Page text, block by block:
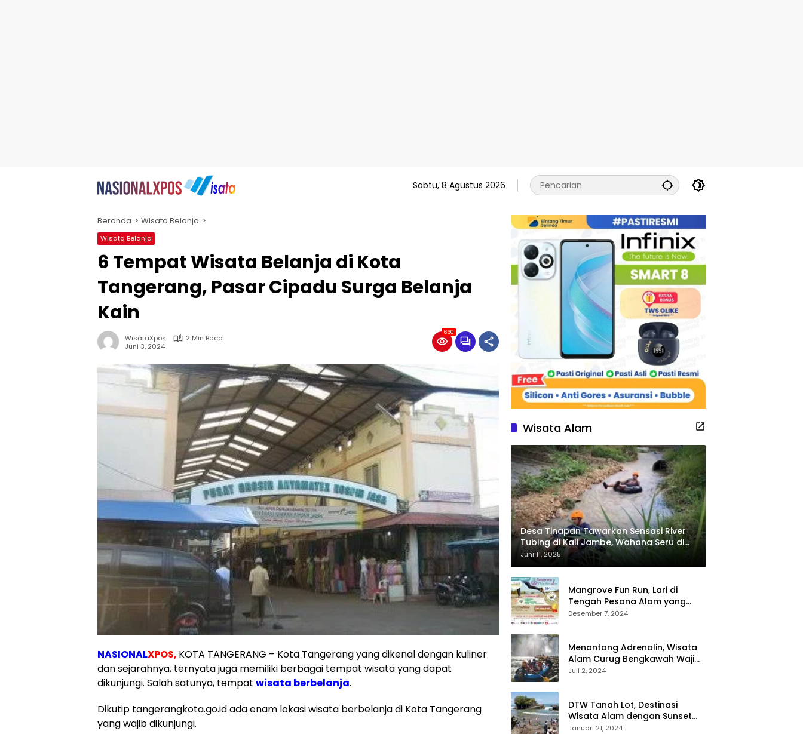
Sabtu, 8 Agustus 2026
Beranda Wisata Belanja
Wisata Belanja
6 Tempat Wisata Belanja di Kota
Tangerang, Pasar Cipadu Surga Belanja
Kain
WisataXpos
2 Min Baca
Juni 3, 2024
660
NASIONALXPOS, KOTA TANGERANG – Kota Tangerang yang dikenal dengan kuliner
dan sejarahnya, ternyata juga memiliki berbagai tempat wisata yang dapat
dikunjungi. Salah satunya, tempat wisata berbelanja.
Dikutip tangerangkota.go.id ada enam lokasi wisata berbelanja di Kota Tangerang
yang wajib dikunjungi.
Wisata Alam
Desa Tinapan Tawarkan Sensasi River
Tubing di Kali Jambe, Wahana Seru di
Wisata Banyu Bening Blora
Juni 11, 2025
Mangrove Fun Run, Lari di
Tengah Pesona Alam yang
Memikat
Desember 7, 2024
Menantang Adrenalin, Wisata
Alam Curug Bengkawah Wajib
Kamu Kunjungi
Juli 2, 2024
DTW Tanah Lot, Destinasi
Wisata Alam dengan Sunset
yang Menawan
Januari 21, 2024